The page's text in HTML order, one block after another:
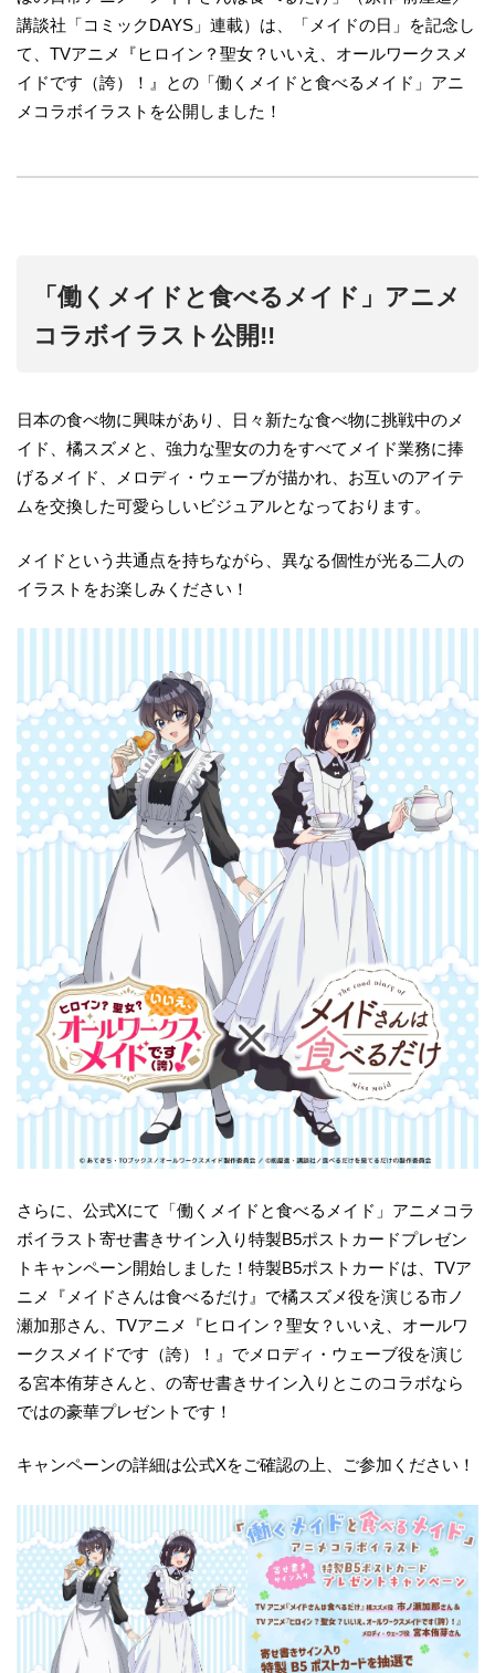
講談社「コミックDAYS」連載）は、「メイドの日」を記念し
て、TVアニメ『ヒロイン？聖女？いいえ、オールワークスメ
イドです（誇）！』との「働くメイドと食べるメイド」アニ
メコラボイラストを公開しました！
「働くメイドと食べるメイド」アニメ
コラボイラスト公開!!
日本の食べ物に興味があり、日々新たな食べ物に挑戦中のメ
イド、橘スズメと、強力な聖女の力をすべてメイド業務に捧
げるメイド、メロディ・ウェーブが描かれ、お互いのアイテ
ムを交換した可愛らしいビジュアルとなっております。
メイドという共通点を持ちながら、異なる個性が光る二人の
イラストをお楽しみください！
さらに、公式Xにて「働くメイドと食べるメイド」アニメコラ
ボイラスト寄せ書きサイン入り特製B5ポストカードプレゼン
トキャンペーン開始しました！特製B5ポストカードは、TVア
ニメ『メイドさんは食べるだけ』で橘スズメ役を演じる市ノ
瀬加那さん、TVアニメ『ヒロイン？聖女？いいえ、オールワ
ークスメイドです（誇）！』でメロディ・ウェーブ役を演じ
る宮本侑芽さんと、の寄せ書きサイン入りとこのコラボなら
ではの豪華プレゼントです！
キャンペーンの詳細は公式Xをご確認の上、ご参加ください！